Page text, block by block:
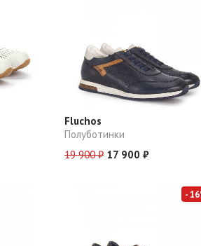
Fluchos
Полуботинки
19 900 ₽ 17 900 ₽
-